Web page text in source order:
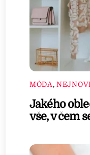
MÓDA ,
Jakého
vše, v čem